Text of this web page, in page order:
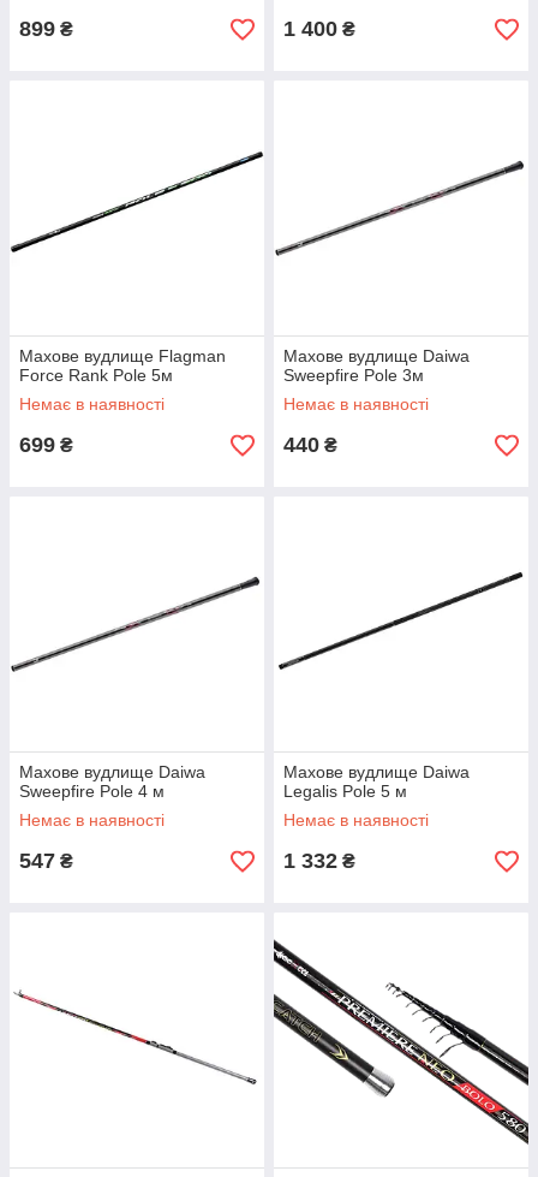
899 ₴ 1 400 ₴
Махове вудлище Flagman
Force Rank Pole 5м
Немає в наявності
699 ₴
Махове вудлище Daiwa
Sweepfire Pole 3м
Немає в наявності
440 ₴
Махове вудлище Daiwa
Sweepfire Pole 4 м
Немає в наявності
547 ₴
Махове вудлище Daiwa
Legalis Pole 5 м
Немає в наявності
1 332 ₴